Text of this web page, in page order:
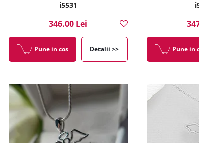
i5531
346.00 Lei
Pune in cos Detalii >> Pune in